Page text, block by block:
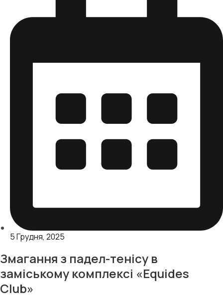
5 Грудня, 2025
Змагання з падел-тенісу в
заміському комплексі «Equides
Club»